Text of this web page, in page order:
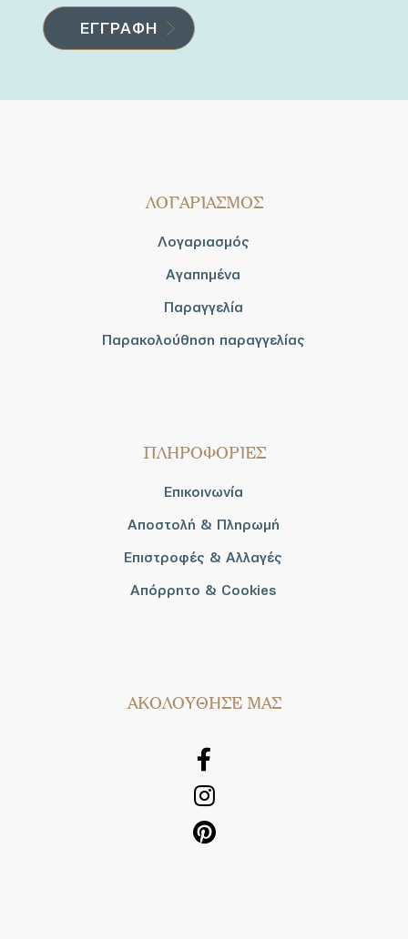
ΛΟΓΑΡΙΑΣΜΟΣ
Λογαριασμός
Αγαπημένα
Παραγγελία
Παρακολούθηση παραγγελίας
ΠΛΗΡΟΦΟΡΙΕΣ
Επικοινωνία
Αποστολή & Πληρωμή
Επιστροφές & Αλλαγές
Απόρρητο & Cookies
AΚΟΛΟΥΘΗΣΕ ΜΑΣ